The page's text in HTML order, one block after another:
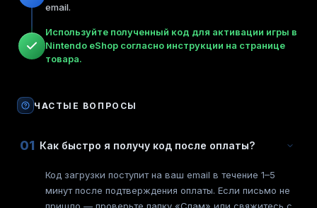
email.
Используйте полученный код для активации игры в
Nintendo eShop согласно инструкции на странице
товара.
ЧАСТЫЕ ВОПРОСЫ
01 Как быстро я получу код после оплаты?
Код загрузки поступит на ваш email в течение 1–5
минут после подтверждения оплаты. Если письмо не